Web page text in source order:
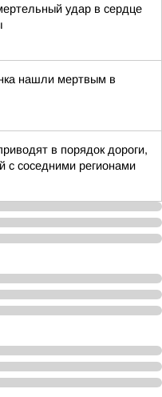
удар в сердце
нашли мертвым в
в порядок дороги,
с соседними регионами